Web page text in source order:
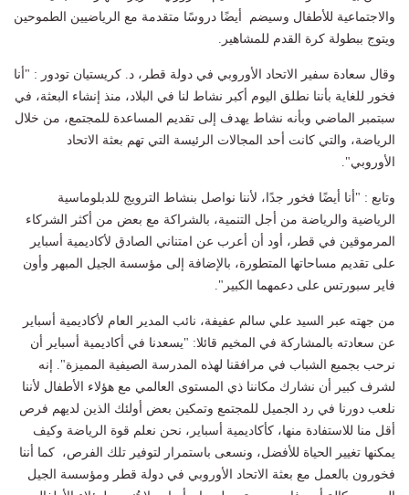
والاجتماعية للأطفال وسيضم أيضًا دروسًا متقدمة مع الرياضيين الطموحين
ويتوج ببطولة كرة القدم للمشاهير.
وقال سعادة سفير الاتحاد الأوروبي في دولة قطر، د. كريستيان تودور : "أنا
فخور للغاية بأننا نطلق اليوم أكبر نشاط لنا في البلاد، منذ إنشاء البعثة، في
سبتمبر الماضي وبأنه نشاط يهدف إلى تقديم المساعدة للمجتمع، من خلال
الرياضة، والتي كانت أحد المجالات الرئيسة التي تهم بعثة الاتحاد
الأوروبي".
وتابع : "أنا أيضًا فخور جدًا، لأننا نواصل بنشاط الترويج للدبلوماسية
الرياضية والرياضة من أجل التنمية، بالشراكة مع بعض من أكثر الشركاء
المرموقين في قطر، أود أن أعرب عن امتناني الصادق لأكاديمية أسباير
على تقديم مساحاتها المتطورة، بالإضافة إلى مؤسسة الجيل المبهر وأون
فاير سبورتس على دعمهما الكبير".
من جهته عبر السيد علي سالم عفيفة، نائب المدير العام لأكاديمية أسباير
عن سعادته بالمشاركة في المخيم قائلا: "يسعدنا في أكاديمية أسباير أن
نرحب بجميع الشباب في مرافقنا لهذه المدرسة الصيفية المميزة". إنه
لشرف كبير أن نشارك مكاننا ذي المستوى العالمي مع هؤلاء الأطفال لأننا
نلعب دورنا في رد الجميل للمجتمع وتمكين بعض أولئك الذين لديهم فرص
أقل منا للاستفادة منها، كأكاديمية أسباير، نحن نعلم قوة الرياضة وكيف
يمكنها تغيير الحياة للأفضل، ونسعى باستمرار لتوفير تلك الفرص، كما أننا
فخورون بالعمل مع بعثة الاتحاد الأوروبي في دولة قطر ومؤسسة الجيل